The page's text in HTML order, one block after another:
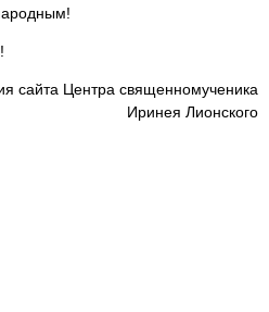
сайта Центра священномученика
Иринея Лионского